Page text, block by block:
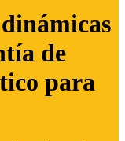
de
para